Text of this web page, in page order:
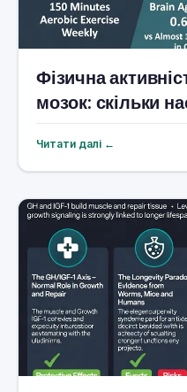
Фізична
мозок: скільки
Читати далі ←